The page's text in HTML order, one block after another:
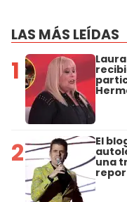
LAS MÁS LEÍDAS
1
2 El
una